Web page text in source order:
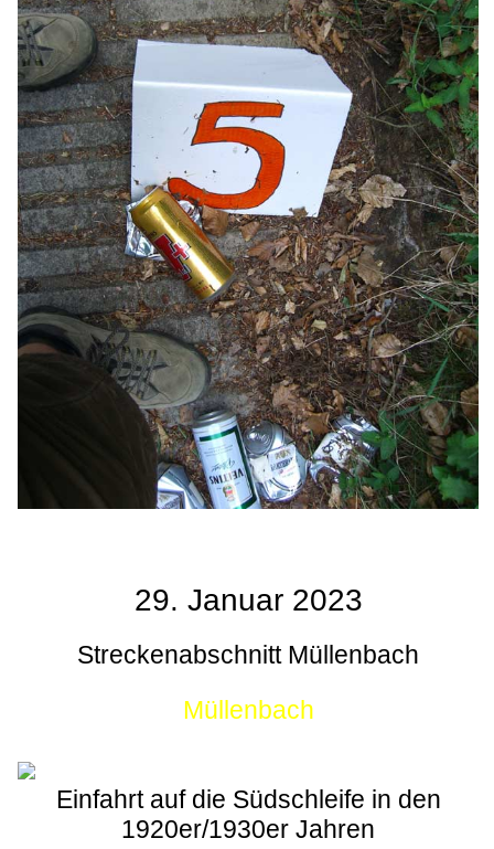
29. Januar 2023
Streckenabschnitt Müllenbach
Müllenbach
Einfahrt auf die Südschleife in den
1920er/1930er Jahren